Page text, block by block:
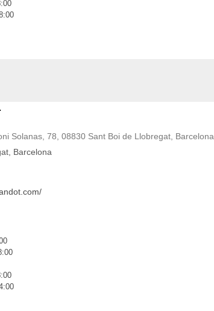
Solanas, 78, 08830 Sant Boi de Llobregat, Barcelona
Barcelona